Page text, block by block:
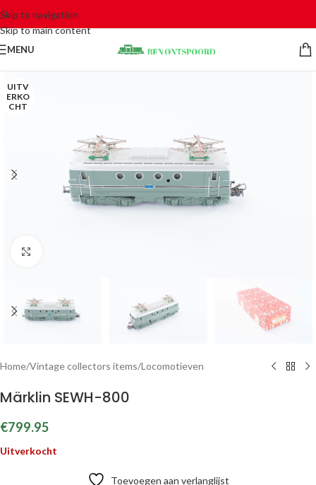
Skip to navigation
Skip to main content
MENU
UITV
ERKO
CHT
Home/Vintage collectors items/Locomotieven
Märklin SEWH-800
€799.95
Uitverkocht
Toevoegen aan verlanglijst